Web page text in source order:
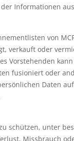
Informationen
von
verkauft oder
Vorstehenden kann
fusioniert oder
Daten
schützen, unter
Missbrauch